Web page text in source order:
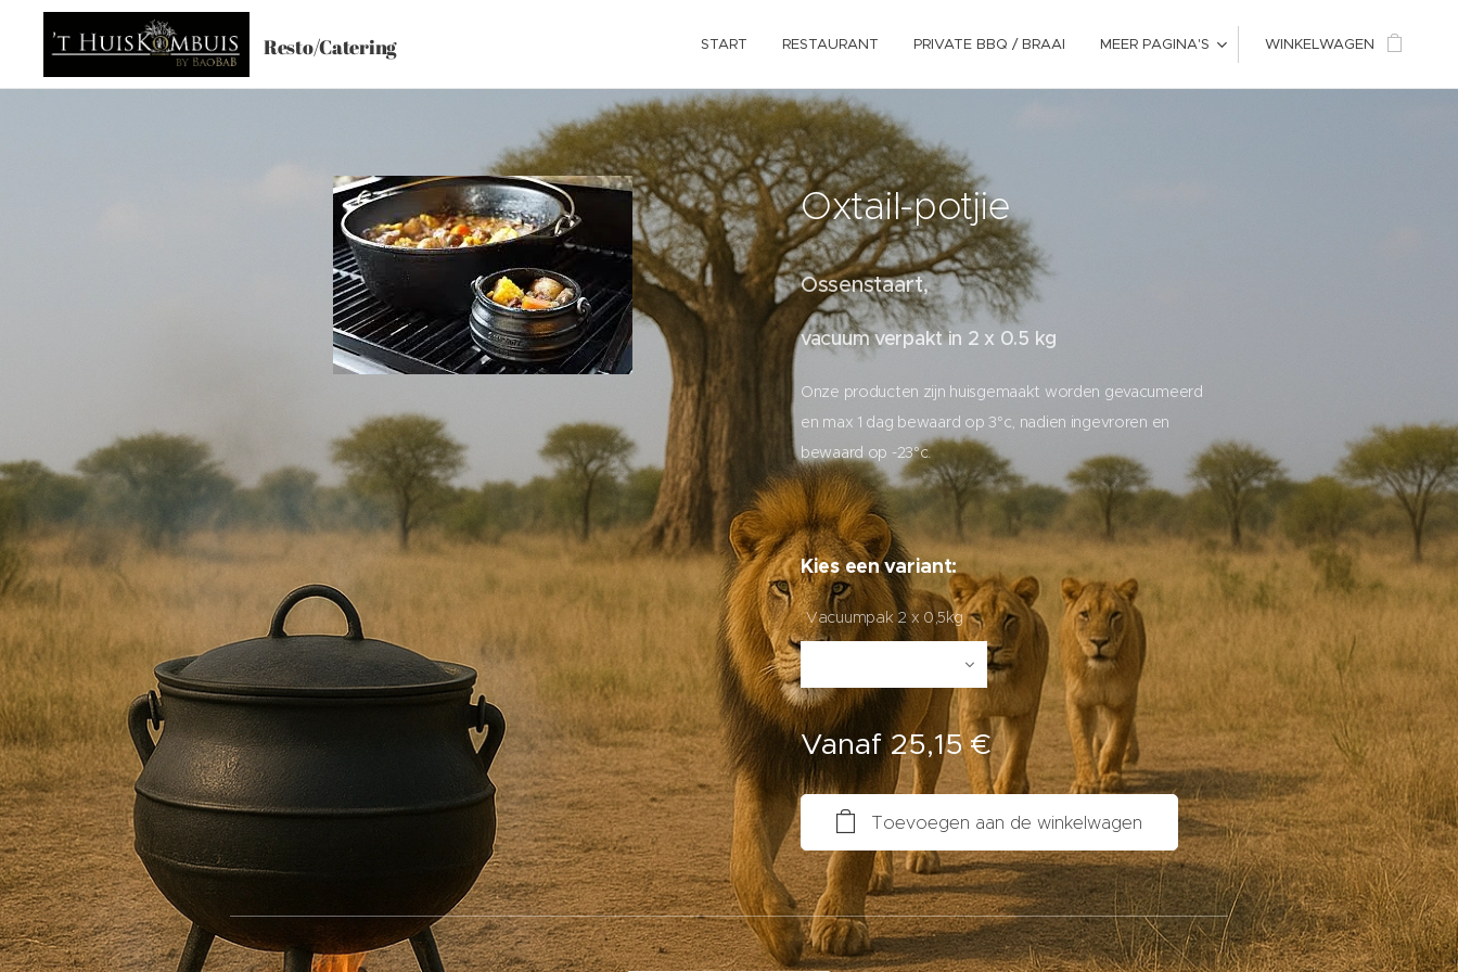
Resto/Catering START RESTAURANT PRIVATE BBQ / BRAAI MEER PAGINA'S WINKELWAGEN
Oxtail-potjie
Ossenstaart,
vacuum verpakt in 2 x 0.5 kg
Onze producten zijn huisgemaakt worden gevacumeerd
en max 1 dag bewaard op 3°c, nadien ingevroren en
bewaard op -23°c.
Kies een variant:
Vacuumpak 2 x 0,5kg
Vanaf25,15€
Toevoegen aan de winkelwagen